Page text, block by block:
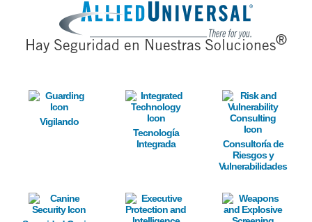
Image
Hay Seguridad en Nuestras Soluciones®
Image
Vigilando
Image
Tecnología
Integrada
Image
Consultoría de
Riesgos y
Vulnerabilidades
Image Image Image